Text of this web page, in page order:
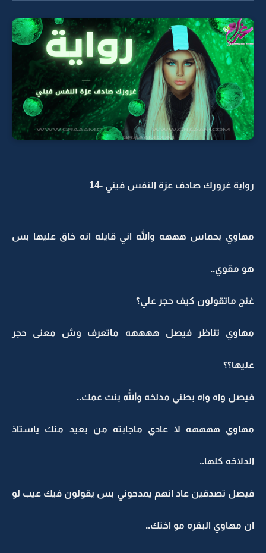
رواية غرورك صادف عزة النفس فيني -14
مهاوي بحماس هههه والله اني قايله انه خاق عليها بس
هو مقوي..
غنج ماتقولون كيف حجر علي؟
مهاوي تناظر فيصل ههههه ماتعرف وش معنى حجر
عليها؟؟
فيصل واه واه بطني مدلخه والله بنت عمك..
مهاوي ههههه لا عادي ماجابته من بعيد منك ياستاذ
الدلاخه كلها..
فيصل تصدقين عاد انهم يمدحوني بس يقولون فيك عيب لو
ان مهاوي البقره مو اختك..